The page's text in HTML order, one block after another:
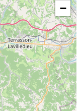
−